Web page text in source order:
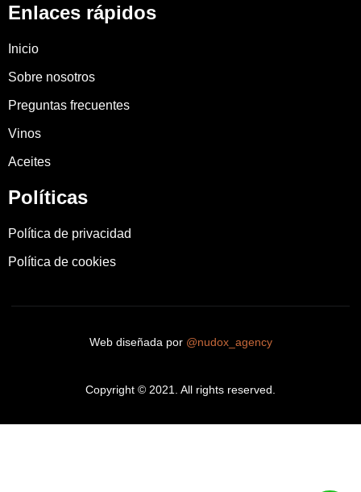
Enlaces rápidos
Inicio
Sobre nosotros
Preguntas frecuentes
Vinos
Aceites
Políticas
Política de privacidad
Política de cookies
Web diseñada por @nudox_agency
Copyright © 2021. All rights reserved.